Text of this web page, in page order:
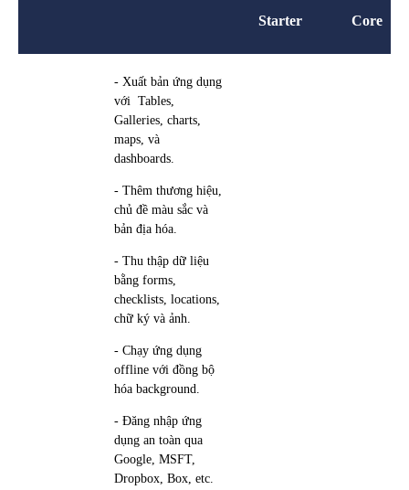
Starter Core
- Xuất bản ứng dụng
với Tables,
Galleries, charts,
maps, và
dashboards.
- Thêm thương hiệu,
chủ đề màu sắc và
bản địa hóa.
- Thu thập dữ liệu
bằng forms,
checklists, locations,
chữ ký và ảnh.
- Chạy ứng dụng
offline với đồng bộ
hóa background.
- Đăng nhập ứng
dụng an toàn qua
Google, MSFT,
Dropbox, Box, etc.